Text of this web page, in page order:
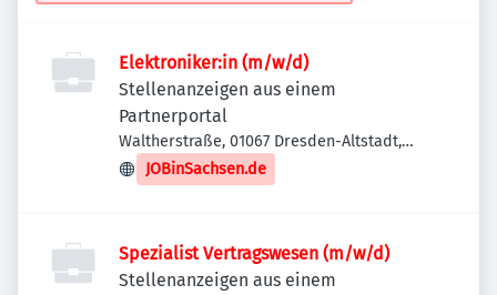
Elektroniker:in (m/w/d)
Stellenanzeigen aus einem
Partnerportal
Waltherstraße, 01067 Dresden-Altstadt,
Deutschland
JOBinSachsen.de
Spezialist Vertragswesen (m/w/d)
Stellenanzeigen aus einem